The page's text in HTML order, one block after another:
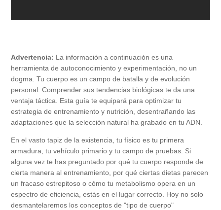
Advertencia: La información a continuación es una
herramienta de autoconocimiento y experimentación, no un
dogma. Tu cuerpo es un campo de batalla y de evolución
personal. Comprender sus tendencias biológicas te da una
ventaja táctica. Esta guía te equipará para optimizar tu
estrategia de entrenamiento y nutrición, desentrañando las
adaptaciones que la selección natural ha grabado en tu ADN.
En el vasto tapiz de la existencia, tu físico es tu primera
armadura, tu vehículo primario y tu campo de pruebas. Si
alguna vez te has preguntado por qué tu cuerpo responde de
cierta manera al entrenamiento, por qué ciertas dietas parecen
un fracaso estrepitoso o cómo tu metabolismo opera en un
espectro de eficiencia, estás en el lugar correcto. Hoy no solo
desmantelaremos los conceptos de "tipo de cuerpo"